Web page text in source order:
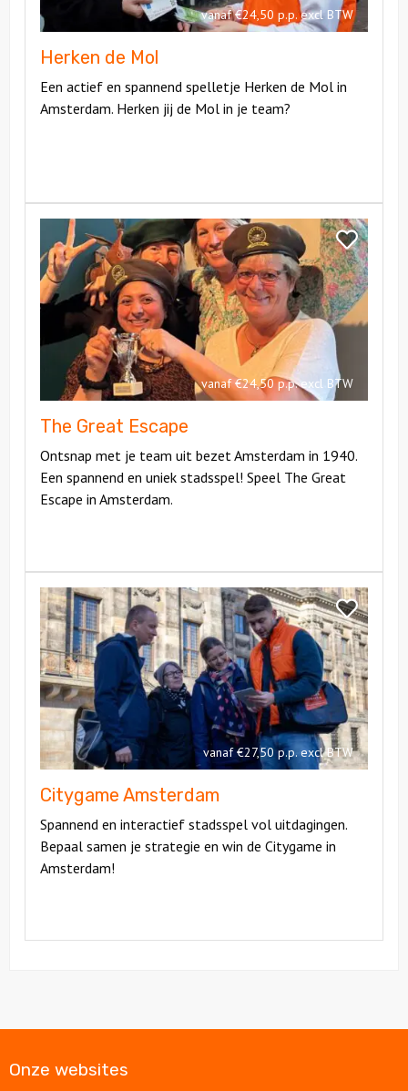
vanaf €24,50 p.p. excl BTW
Herken de Mol
Een actief en spannend spelletje Herken de Mol in
Amsterdam. Herken jij de Mol in je team?
Bekijk
The
Great
Escape
vanaf €24,50 p.p. excl BTW
The Great Escape
Ontsnap met je team uit bezet Amsterdam in 1940.
Een spannend en uniek stadsspel! Speel The Great
Escape in Amsterdam.
Bekijk
Great
Escape
Bekijk
Citygame
Amsterdam
vanaf €27,50 p.p. excl BTW
Citygame Amsterdam
Spannend en interactief stadsspel vol uitdagingen.
Bepaal samen je strategie en win de Citygame in
Amsterdam!
Bekijk
Citygame
Amsterdam
Onze websites